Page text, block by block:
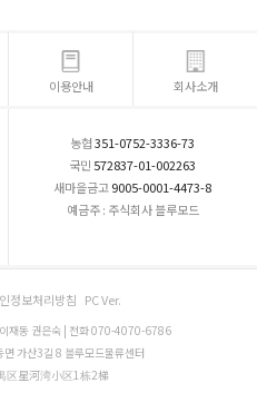
이용안내 회사소개
농협351-0752-3336-73
국민 572837-01-002263
새마을금고9005-0001-4473-8
예금주 : 주식회사 블루모드
정보처리방침 PC Ver.
재동 권은숙 | 전화 070-4070-6786
가산3길 8 블루모드물류센터
区星河湾小区1栋2梯